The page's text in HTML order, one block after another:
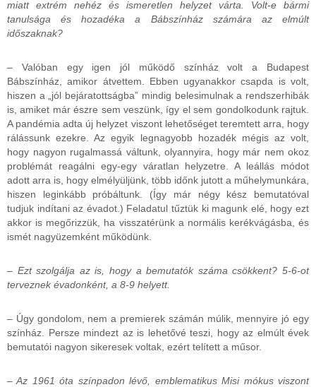
miatt extrém nehéz és ismeretlen helyzet várta. Volt-e bármi
tanulsága és hozadéka a Bábszínház számára az elmúlt
időszaknak?
– Valóban egy igen jól működő színház volt a Budapest
Bábszínház, amikor átvettem. Ebben ugyanakkor csapda is volt,
hiszen a „jól bejáratottságba” mindig belesimulnak a rendszerhibák
is, amiket már észre sem veszünk, így el sem gondolkodunk rajtuk.
A pandémia adta új helyzet viszont lehetőséget teremtett arra, hogy
rálássunk ezekre. Az egyik legnagyobb hozadék mégis az volt,
hogy nagyon rugalmassá váltunk, olyannyira, hogy már nem okoz
problémát reagálni egy-egy váratlan helyzetre. A leállás módot
adott arra is, hogy elmélyüljünk, több időnk jutott a műhelymunkára,
hiszen leginkább próbáltunk. (Így már négy kész bemutatóval
tudjuk indítani az évadot.) Feladatul tűztük ki magunk elé, hogy ezt
akkor is megőrizzük, ha visszatérünk a normális kerékvágásba, és
ismét nagyüzemként működünk.
– Ezt szolgálja az is, hogy a bemutatók száma csökkent? 5-6-ot
terveznek évadonként, a 8-9 helyett.
– Úgy gondolom, nem a premierek számán múlik, mennyire jó egy
színház. Persze mindezt az is lehetővé teszi, hogy az elmúlt évek
bemutatói nagyon sikeresek voltak, ezért telített a műsor.
– Az 1961 óta színpadon lévő, emblematikus Misi mókus viszont